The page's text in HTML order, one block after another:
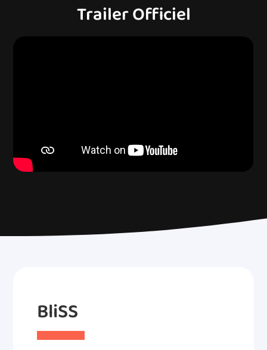
Trailer Officiel
BliSS